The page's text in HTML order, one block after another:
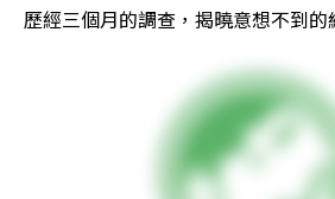
歷經三個月的調查，揭曉意想不到